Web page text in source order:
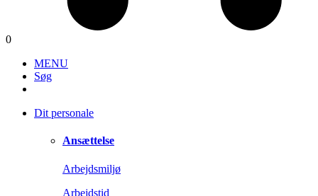
0
MENU
Søg
Dit personale
Ansættelse
Arbejdsmiljø
Arbejdstid